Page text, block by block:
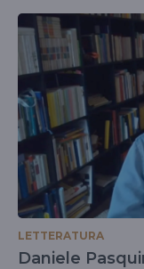
LETTERATURA
Daniele